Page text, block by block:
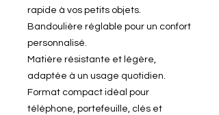
rapide à vos petits objets.
Bandoulière réglable pour un confort
personnalisé.
Matière résistante et légère,
adaptée à un usage quotidien.
Format compact idéal pour
téléphone, portefeuille, clés et